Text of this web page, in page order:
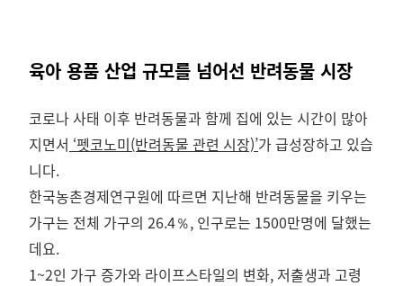
육아 용품 산업 규모를 넘어선 반려동물 시장
코로나 사태 이후 반려동물과 함께 집에 있는 시간이 많아
지면서 ‘펫코노미(반려동물 관련 시장)’가 급성장하고 있습
니다.
한국농촌경제연구원에 따르면 지난해 반려동물을 키우는
가구는 전체 가구의 26.4％, 인구로는 1500만명에 달했는
데요.
1~2인 가구 증가와 라이프스타일의 변화, 저출생과 고령